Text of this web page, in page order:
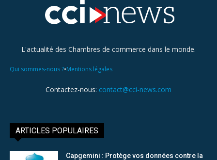
L'actualité des Chambres de commerce dans le monde.
Qui sommes-nous ?•Mentions légales
Contactez-nous: contact@cci-news.com
ARTICLES POPULAIRES
Capgemini : Protège vos données contre la